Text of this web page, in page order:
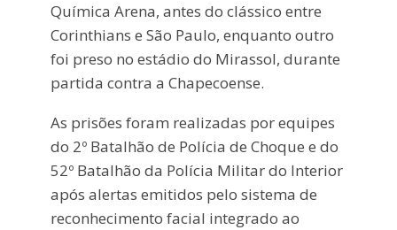
Química Arena, antes do clássico entre
Corinthians e São Paulo, enquanto outro
foi preso no estádio do Mirassol, durante
partida contra a Chapecoense.
As prisões foram realizadas por equipes
do 2º Batalhão de Polícia de Choque e do
52º Batalhão da Polícia Militar do Interior
após alertas emitidos pelo sistema de
reconhecimento facial integrado ao